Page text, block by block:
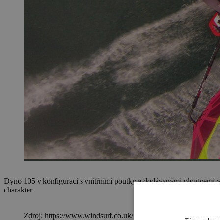
Dyno 105 v konfiguraci s vnitřními poutky a dodávanými ploutvemi
charakter.
Zdroj: https://www.windsurf.co.uk/